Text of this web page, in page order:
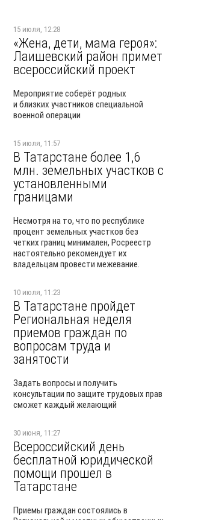
15 июля, 12:28
«Жена, дети, мама героя»:
Лаишевский район примет
всероссийский проект
Мероприятие соберёт родных
и близких участников специальной
военной операции
15 июля, 11:57
В Татарстане более 1,6
млн. земельных участков с
установленными
границами
Несмотря на то, что по республике
процент земельных участков без
четких границ минимален, Росреестр
настоятельно рекомендует их
владельцам провести межевание.
10 июля, 11:23
В Татарстане пройдет
Региональная неделя
приемов граждан по
вопросам труда и
занятости
Задать вопросы и получить
консультации по защите трудовых прав
сможет каждый желающий
30 июня, 11:27
Всероссийский день
бесплатной юридической
помощи прошел в
Татарстане
Приемы граждан состоялись в